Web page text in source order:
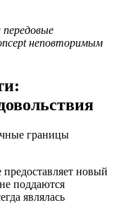
неповторимым
новый
поддаются
являлась